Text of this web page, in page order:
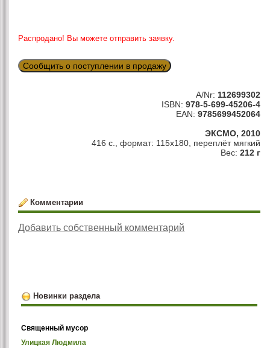
Распродано! Вы можете отправить заявку.
Сообщить о поступлении в продажу
A/Nr: 112699302
ISBN: 978-5-699-45206-4
EAN: 9785699452064
ЭКСМО, 2010
416 с., формат: 115х180, переплёт мягкий
Вес: 212 г
Комментарии
Добавить собственный комментарий
Новинки раздела
Священный мусор
Улицкая Людмила